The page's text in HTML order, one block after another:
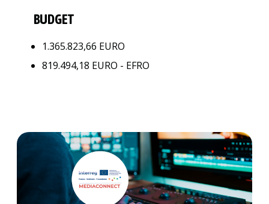
BUDGET
1.365.823,66 EURO
819.494,18 EURO - EFRO